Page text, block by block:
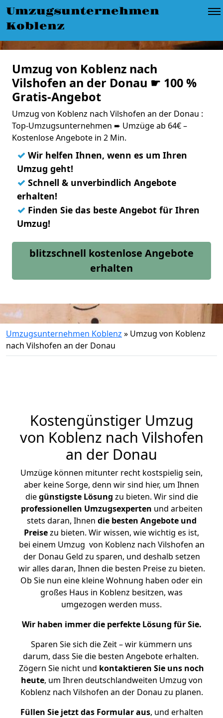
Umzugsunternehmen
Koblenz
Umzug von Koblenz nach
Vilshofen an der Donau ☛ 100 %
Gratis-Angebot
Umzug von Koblenz nach Vilshofen an der Donau :
Top-Umzugsunternehmen ➨ Umzüge ab 64€ –
Kostenlose Angebote in 2 Min.
✓ Wir helfen Ihnen, wenn es um Ihren
Umzug geht!
✓ Schnell & unverbindlich Angebote
erhalten!
✓ Finden Sie das beste Angebot für Ihren
Umzug!
blitzschnell kostenlose Angebote
erhalten
Umzugsunternehmen Koblenz » Umzug von Koblenz
nach Vilshofen an der Donau
Kostengünstiger Umzug
von Koblenz nach Vilshofen
an der Donau
Umzüge können mitunter recht kostspielig sein,
aber keine Sorge, denn wir sind hier, um Ihnen
diegünstigste Lösung zu bieten. Wir sind die
professionellen Umzugsexperten und arbeiten
stets daran, Ihnen die besten Angebote und
Preisezu bieten. Wir wissen, wie wichtig es ist,
bei einem Umzug von Koblenz nach Vilshofen an
der Donau Geld zu sparen, und deshalb setzen
wir alles daran, Ihnen die besten Preise zu bieten.
Ob Sie nun eine kleine Wohnung haben oder ein
großes Haus in Koblenz besitzen, was
umgezogen werden muss.
Wir haben immer die perfekte Lösung für Sie.
Sparen Sie sich die Zeit – wir kümmern uns
darum, dass Sie die besten Angebote erhalten.
Zögern Sie nicht und kontaktieren Sie uns noch
heute, um Ihren deutschlandweiten Umzug von
Koblenz nach Vilshofen an der Donau zu planen.
Füllen Sie jetzt das Formular aus, und erhalten